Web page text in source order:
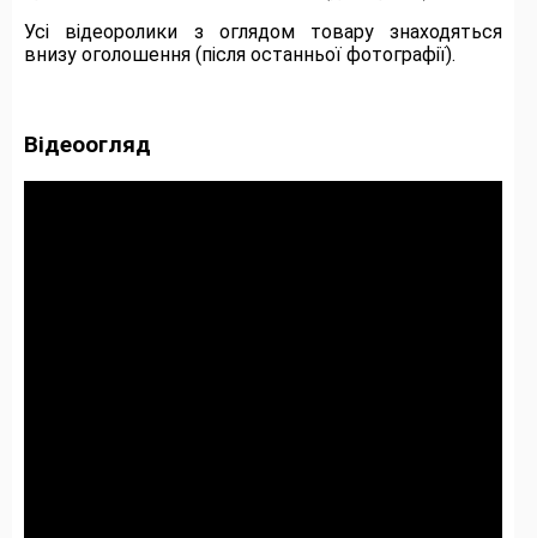
Усі відеоролики з оглядом товару знаходяться
внизу оголошення (після останньої фотографії).
Відеоогляд